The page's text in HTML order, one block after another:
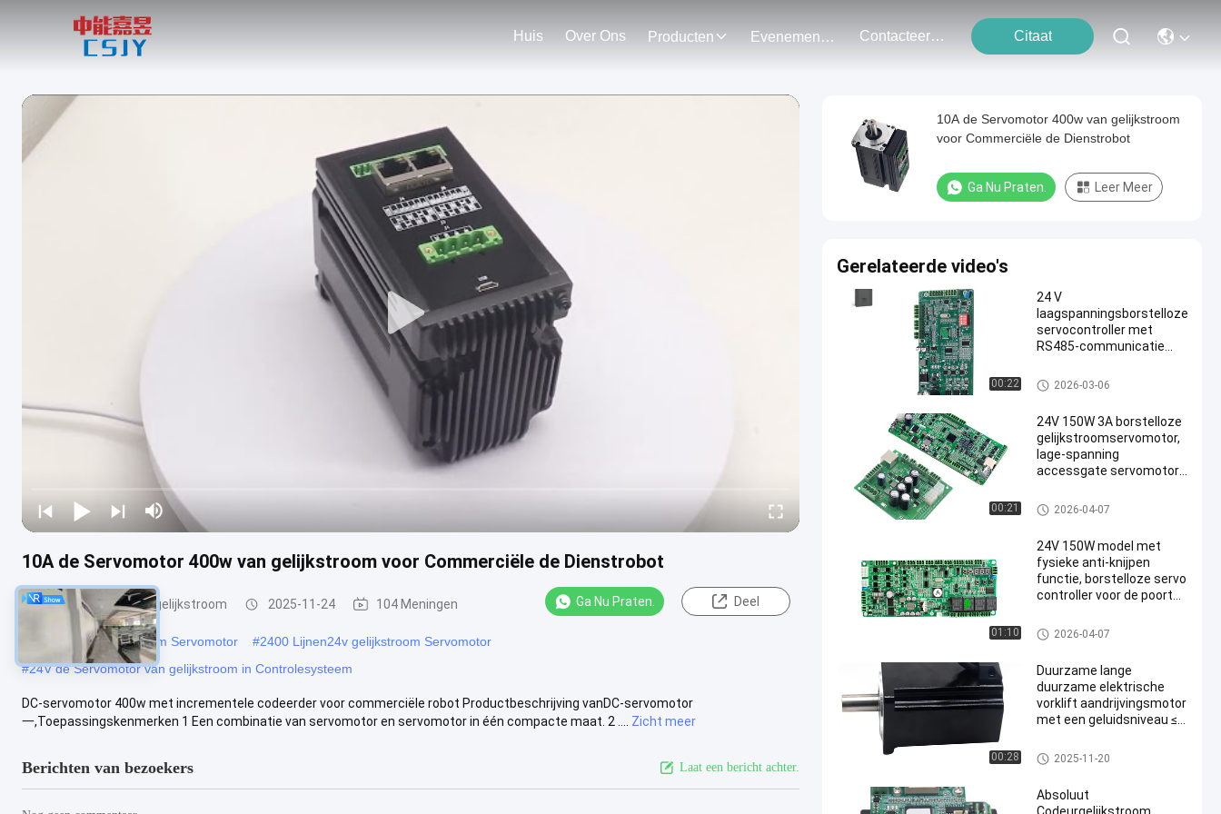
Huis Over Ons Producten Evenementen Contacteer Ons Citaat
10A de Servomotor 400w van gelijkstroom voor Commerciële de Dienstrobot
De Servomotor van gelijkstroom 2025-11-24 104 Meningen Ga Nu Praten. Deel
40W 24 Voltgelijkstroom Servomotor #2400 Lijnen24v gelijkstroom Servomotor
#24V de Servomotor van gelijkstroom in Controlesysteem
DC-servomotor 400w met incrementele codeerder voor commerciële robot Productbeschrijving vanDC-servomotor
一,Toepassingskenmerken 1 Een combinatie van servomotor en servomotor in één compacte maat. 2 ....
Zicht meer
Berichten van bezoekers Laat een bericht achter.
10A de Servomotor 400w van gelijkstroom
voor Commerciële de Dienstrobot
Ga Nu Praten. Leer Meer
Gerelateerde video's
00:22
24 V
laagspanningsborstelloze
servocontroller met
RS485-communicatie
voor parkeerplaatsen
De Servomotor van gelijkstroo
m
2026-03-06
00:21
24V 150W 3A borstelloze
gelijkstroomservomotor,
lage-spanning
accessgate servomotor,
De Servomotor van gelijkstroo
m
2026-04-07
01:10
24V 150W model met
fysieke anti-knijpen
functie, borstelloze servo
controller voor de poort
De Servomotor van gelijkstroo
m
2026-04-07
00:28
Duurzame lange
duurzame elektrische
vorklift aandrijvingsmotor
met een geluidsniveau ≤
3,187Nm
De elektrische motor van de vo
rkheftruckaandrijving
2025-11-20
Absoluut